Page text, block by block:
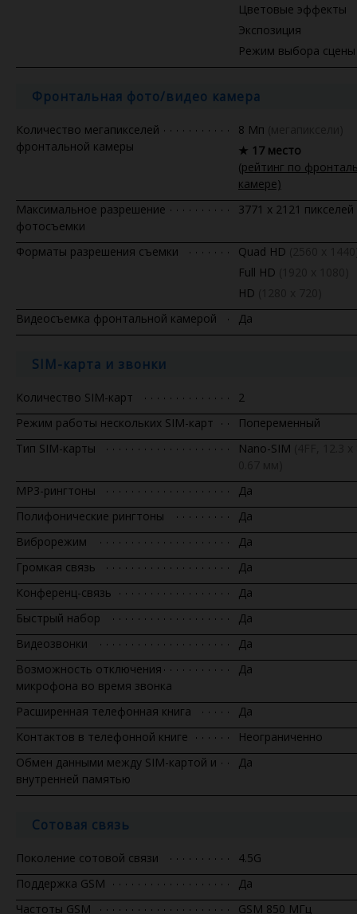
Цветовые эффекты
Экспозиция
Режим выбора сцены
Фронтальная фото/видео камера
Количество мегапикселей
фронтальной камеры
8 Мп
★ 17 место
(рейтинг по
камере)
Максимальное разрешение
фотосъемки
3771 x 2121 пикселей
Форматы разрешения съемки Quad HD
Full HD
HD
Видеосъемка фронтальной камерой
Да
SIM-карта и звонки
Количество SIM-карт
2
Режим работы нескольких SIM-карт
Попеременный
Тип SIM-карты
Nano-SIM
MP3-рингтоны
Да
Полифонические рингтоны
Да
Виброрежим
Да
Громкая связь
Да
Конференц-связь
Да
Быстрый набор
Да
Видеозвонки
Да
Возможность отключения
микрофона во время звонка
Да
Расширенная телефонная книга
Да
Контактов в телефонной книге
Неограниченно
Обмен данными между SIM-картой и
внутренней памятью
Да
Сотовая связь
Поколение сотовой связи
4.5G
Поддержка GSM
Да
Частоты GSM
GSM 850 МГц